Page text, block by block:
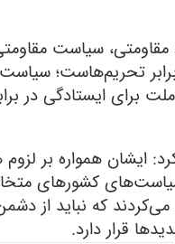
مقاومتی، سیاست
تحریم‌هاست؛
ملت برای ایستادگی در
ایشان همواره بر لزوم
کشورهای
که نباید از
قرار دارد.